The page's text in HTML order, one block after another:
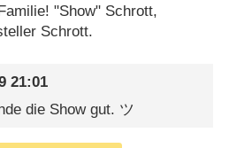
"Show" Schrott,
Schrott.
21:01
die Show gut. ツ